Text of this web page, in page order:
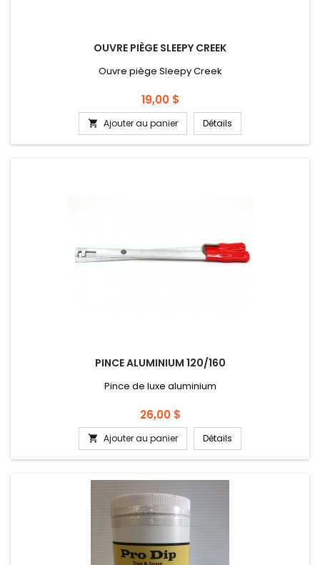
OUVRE PIÈGE SLEEPY CREEK
Ouvre piège Sleepy Creek
Prix
19,00 $
 Ajouter au panier Détails
PINCE ALUMINIUM 120/160
Pince de luxe aluminium
Prix
26,00 $
 Ajouter au panier Détails